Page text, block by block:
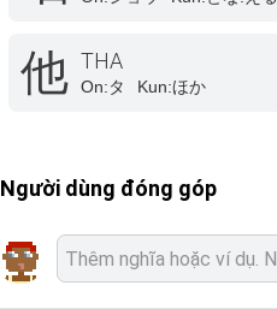
他 THA
On:タ Kun:ほか
Người dùng đóng góp